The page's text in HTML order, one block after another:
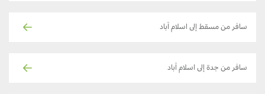
سافر من مسقط إلى اسلام آباد
سافر من جدة إلى اسلام آباد